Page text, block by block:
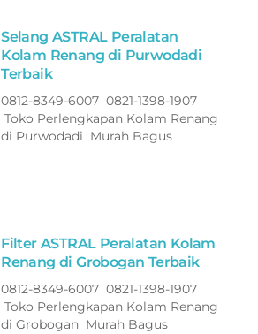
Selang ASTRAL Peralatan
Kolam Renang di Purwodadi
Terbaik
0812-8349-6007 0821-1398-1907
Toko Perlengkapan Kolam Renang
di Purwodadi Murah Bagus
Filter ASTRAL Peralatan Kolam
Renang di Grobogan Terbaik
0812-8349-6007 0821-1398-1907
Toko Perlengkapan Kolam Renang
di Grobogan Murah Bagus